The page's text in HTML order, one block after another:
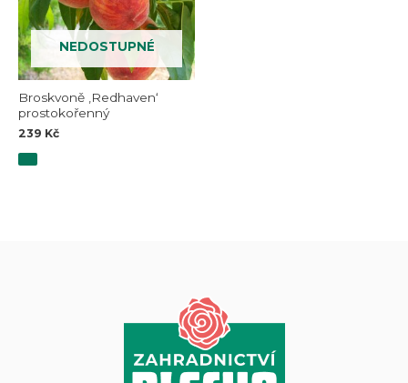
NEDOSTUPNÉ
Broskvoně ‚Redhaven‘
prostokořenný
239 Kč